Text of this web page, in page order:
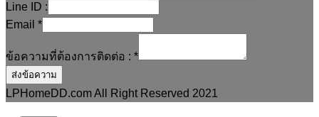
Line ID :
Email *
ข้อความที่ต้องการติดต่อ : *
ส่งข้อความ
LPHomeDD.com All Right Reserved 2021